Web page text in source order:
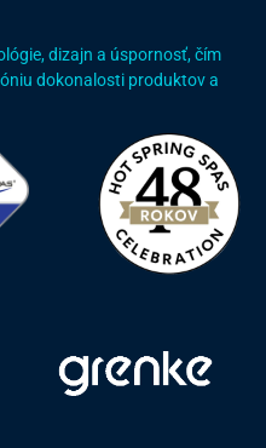
dizajn a úspornosť, čím
dokonalosti produktov a